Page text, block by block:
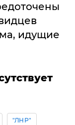
идущие
"ЛНР"